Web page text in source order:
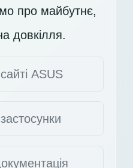
про майбутнє,
довкілля.
ASUS